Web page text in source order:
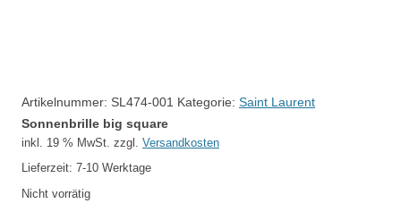
Artikelnummer: SL474-001 Kategorie: Saint Laurent
Sonnenbrille big square
inkl. 19 % MwSt. zzgl. Versandkosten
Lieferzeit: 7-10 Werktage
Nicht vorrätig